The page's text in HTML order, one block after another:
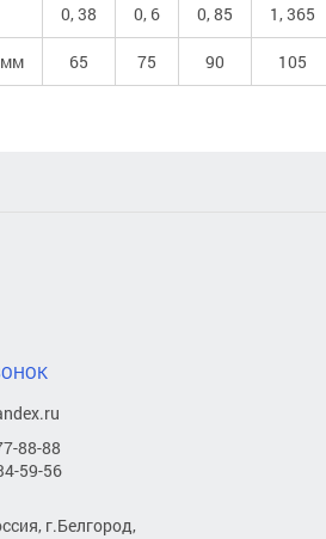
0, 38 0, 6 0, 85 1, 365
мм 65 75 90 105
88-88
59-56
г.Белгород,